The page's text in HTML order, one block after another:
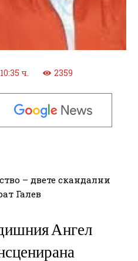
ч. 2359
– двете скандални
Галев
Ангел